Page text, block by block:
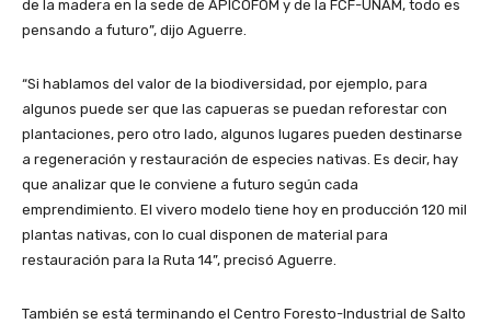
de la madera en la sede de APICOFOM y de la FCF-UNAM, todo es
pensando a futuro”, dijo Aguerre.
“Si hablamos del valor de la biodiversidad, por ejemplo, para
algunos puede ser que las capueras se puedan reforestar con
plantaciones, pero otro lado, algunos lugares pueden destinarse
a regeneración y restauración de especies nativas. Es decir, hay
que analizar que le conviene a futuro según cada
emprendimiento. El vivero modelo tiene hoy en producción 120 mil
plantas nativas, con lo cual disponen de material para
restauración para la Ruta 14”, precisó Aguerre.
También se está terminando el Centro Foresto-Industrial de Salto